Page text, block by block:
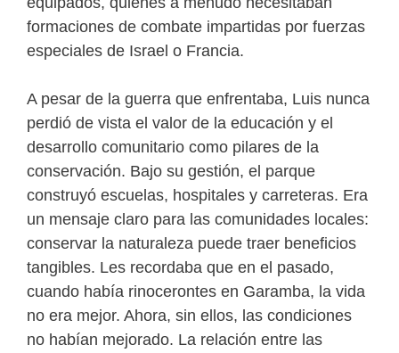
formaciones de combate impartidas por fuerzas
especiales de Israel o Francia.
A pesar de la guerra que enfrentaba, Luis nunca
perdió de vista el valor de la educación y el
desarrollo comunitario como pilares de la
conservación. Bajo su gestión, el parque
construyó escuelas, hospitales y carreteras. Era
un mensaje claro para las comunidades locales:
conservar la naturaleza puede traer beneficios
tangibles. Les recordaba que en el pasado,
cuando había rinocerontes en Garamba, la vida
no era mejor. Ahora, sin ellos, las condiciones
no habían mejorado. La relación entre las